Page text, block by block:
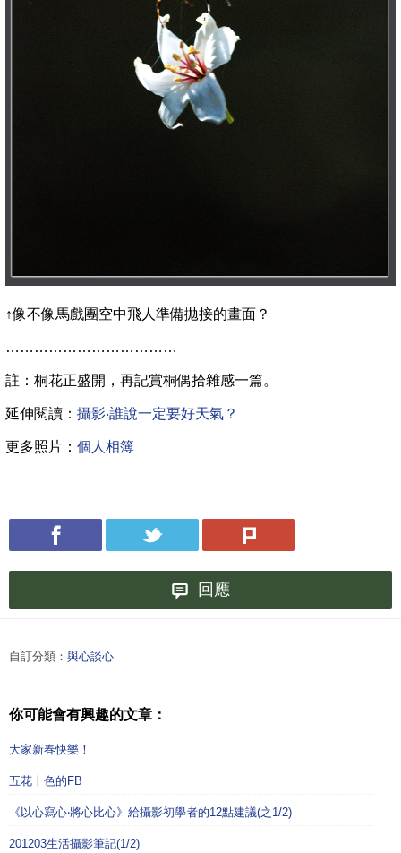
↑像不像馬戲團空中飛人準備拋接的畫面？
………………………………
註：桐花正盛開，再記賞桐偶拾雜感一篇。
延伸閱讀： 攝影‧誰說一定要好天氣？
更多照片： 個人相簿
回應
自訂分類： 與心談心
你可能會有興趣的文章：
大家新春快樂！
五花十色的FB
《以心寫心‧將心比心》給攝影初學者的12點建議(之1/2)
201203生活攝影筆記(1/2)